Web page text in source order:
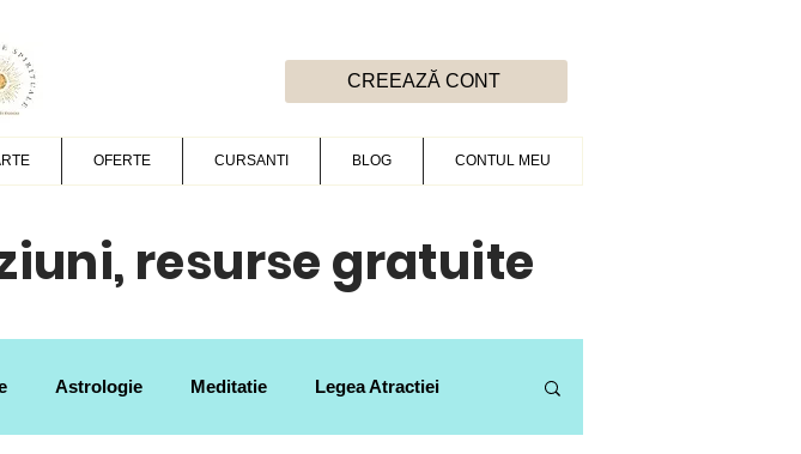
CREEAZĂ CONT
OFERTE CURSANTI BLOG CONTUL MEU
resurse gratuite
Astrologie Meditatie Legea Atractiei